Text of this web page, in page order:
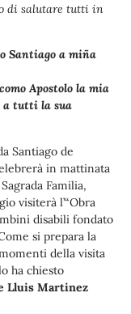
di salutare tutti in
Santiago a miña
Apostolo la mia
a tutti la sua
Santiago de
in mattinata
Familia,
visiterà l’“Obra
disabili fondato
si prepara la
della visita
ha chiesto
Lluis Martinez